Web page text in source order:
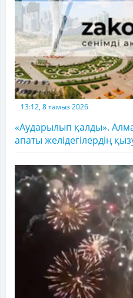
13:12, 8 тамыз 2026
«Аударылып қалды».
апаты желідегілердің